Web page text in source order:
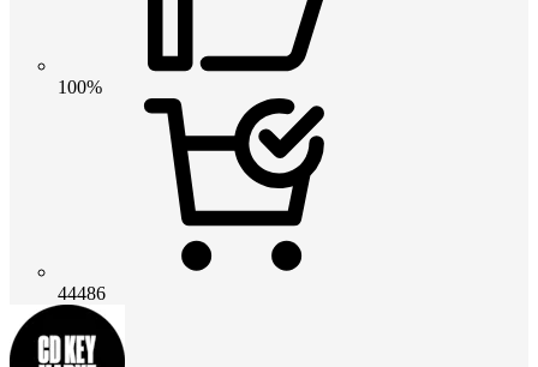
100%
44486